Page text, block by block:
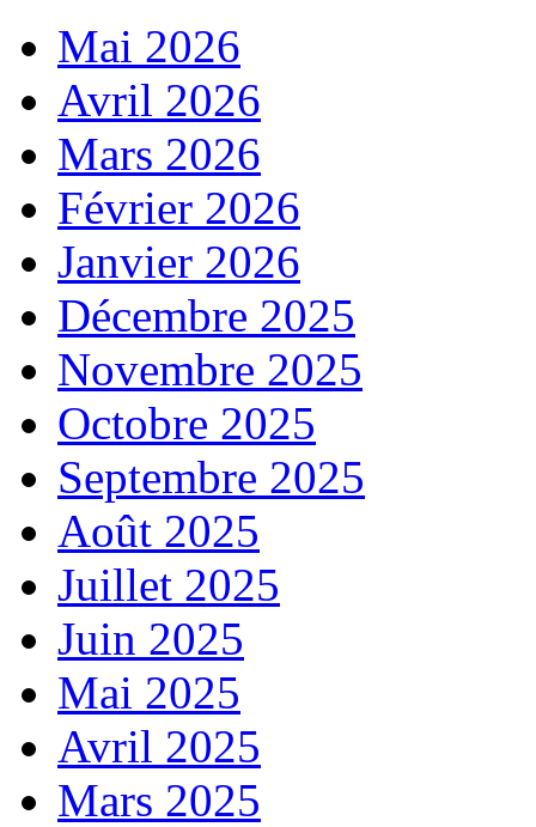
Mai 2026
Avril 2026
Mars 2026
Février 2026
Janvier 2026
Décembre 2025
Novembre 2025
Octobre 2025
Septembre 2025
Août 2025
Juillet 2025
Juin 2025
Mai 2025
Avril 2025
Mars 2025